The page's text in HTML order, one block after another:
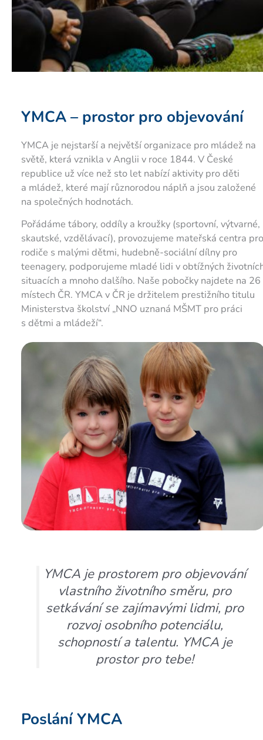
YMCA – prostor pro objevování
YMCA je nejstarší a největší organizace pro mládež na
světě, která vznikla v Anglii v roce 1844. V České
republice už více než sto let nabízí aktivity pro děti
a mládež, které mají různorodou náplň a jsou založené
na společných hodnotách.
Pořádáme tábory, oddíly a kroužky (sportovní, výtvarné,
skautské, vzdělávací), provozujeme mateřská centra pro
rodiče s malými dětmi, hudebně-sociální dílny pro
teenagery, podporujeme mladé lidi v obtížných
situacích a mnoho dalšího. Naše pobočky najdete na 26
místech ČR. YMCA v ČR je držitelem prestižního titulu
Ministerstva školství „NNO uznaná MŠMT pro práci
s dětmi a mládeží“.
YMCA je prostorem pro objevování
vlastního životního směru, pro
setkávání se zajímavými lidmi, pro
rozvoj osobního potenciálu,
schopností a talentu. YMCA je
prostor pro tebe!
Poslání YMCA